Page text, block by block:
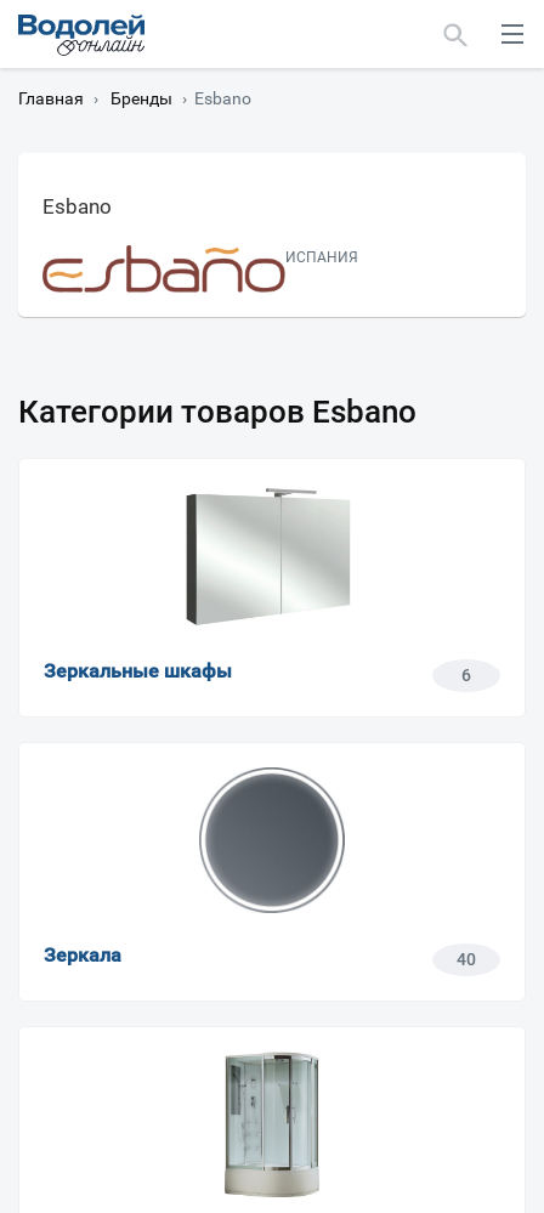
Главная › Бренды › Esbano
Esbano
ИСПАНИЯ
Категории товаров Esbano
Зеркальные шкафы 6
Зеркала 40
Мурманск